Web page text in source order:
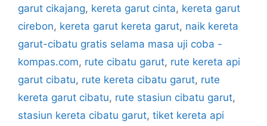
garut cikajang, kereta garut cinta, kereta garut
cirebon, kereta garut kereta garut, naik kereta
garut-cibatu gratis selama masa uji coba -
kompas.com, rute cibatu garut, rute kereta api
garut cibatu, rute kereta cibatu garut, rute
kereta garut cibatu, rute stasiun cibatu garut,
stasiun kereta cibatu garut, tiket kereta api